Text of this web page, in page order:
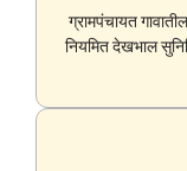
ग्रामपंचायत
नियमित देखभाल